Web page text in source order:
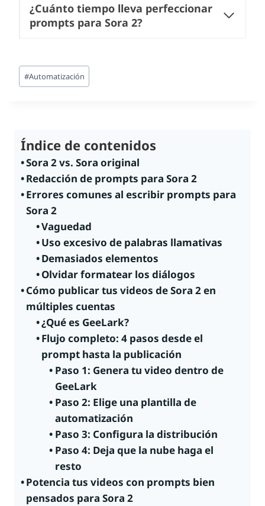
¿Cuánto tiempo lleva perfeccionar
prompts para Sora 2?
Etiquetas
de
#Automatización
Índice de contenidos
Sora 2 vs. Sora original
Redacción de prompts para Sora 2
Errores comunes al escribir prompts para
Sora 2
Vaguedad
Uso excesivo de palabras llamativas
Demasiados elementos
Olvidar formatear los diálogos
Cómo publicar tus videos de Sora 2 en
múltiples cuentas
¿Qué es GeeLark?
Flujo completo: 4 pasos desde el
prompt hasta la publicación
Paso 1: Genera tu video dentro de
GeeLark
Paso 2: Elige una plantilla de
automatización
Paso 3: Configura la distribución
Paso 4: Deja que la nube haga el
resto
Potencia tus videos con prompts bien
pensados para Sora 2